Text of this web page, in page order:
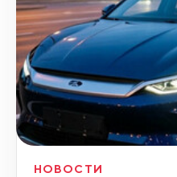
НОВОСТИ